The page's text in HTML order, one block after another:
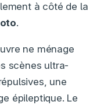
à côté de la
.
ne ménage
scènes ultra-
une
épileptique. Le